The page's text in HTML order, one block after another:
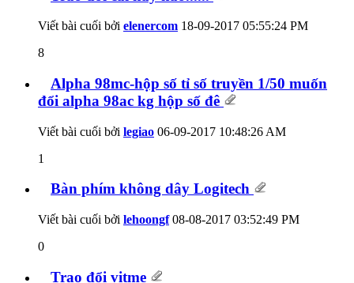
Viết bài cuối bởi elenercom 18-09-2017 05:55:24 PM
8
Alpha 98mc-hộp số tỉ số truyền 1/50 muốn
đổi alpha 98ac kg hộp số đê
Viết bài cuối bởi legiao 06-09-2017 10:48:26 AM
1
Bàn phím không dây Logitech
Viết bài cuối bởi lehoongf08-08-2017 03:52:49 PM
0
Trao đổi vitme